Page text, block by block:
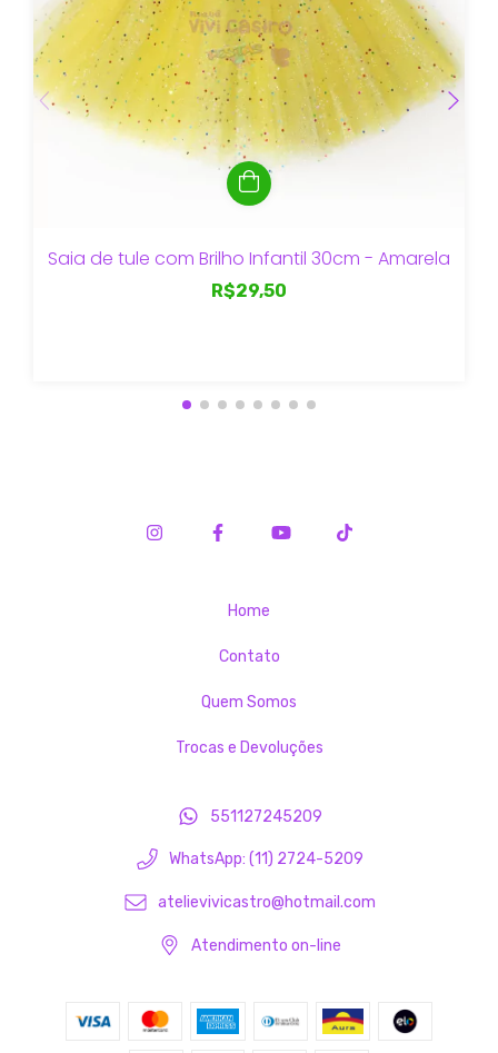
Saia de tule com Brilho Infantil 30cm - Amarela
R$29,50
Home
Contato
Quem Somos
Trocas e Devoluções
551127245209
WhatsApp: (11) 2724-5209
atelievivicastro@hotmail.com
Atendimento on-line